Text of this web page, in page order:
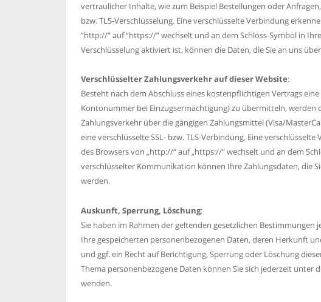
vertraulicher Inhalte, wie zum Beispiel Bestellungen oder
bzw. TLS-Verschlüsselung. Eine verschlüsselte Verbindung
“http://” auf “https://” wechselt und an dem Schloss-Symbol in
Verschlüsselung aktiviert ist, können die Daten, die Sie an uns
Verschlüsselter Zahlungsverkehr auf dieser Website:
Besteht nach dem Abschluss eines kostenpflichtigen Vertrags
Kontonummer bei Einzugsermächtigung) zu übermitteln, werden
Zahlungsverkehr über die gängigen Zahlungsmittel (Visa/
eine verschlüsselte SSL- bzw. TLS-Verbindung. Eine
des Browsers von „http://“ auf „https://“ wechselt und an dem
verschlüsselter Kommunikation können Ihre Zahlungsdaten, die
werden.
Auskunft, Sperrung, Löschung:
Sie haben im Rahmen der geltenden gesetzlichen
Ihre gespeicherten personenbezogenen Daten, deren Herkunft
und ggf. ein Recht auf Berichtigung, Sperrung oder Löschung
Thema personenbezogene Daten können Sie sich jederzeit unter
wenden.